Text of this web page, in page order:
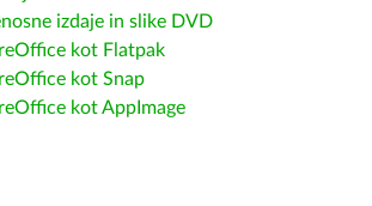
izdaje in slike DVD
kot Flatpak
kot Snap
kot AppImage